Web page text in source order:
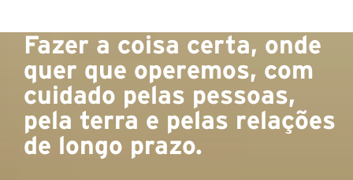
Fazer a coisa certa, onde
quer que operemos, com
cuidado pelas pessoas,
pela terra e pelas relações
de longo prazo.